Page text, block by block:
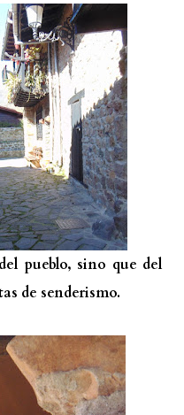
pueblo, sino que del
de senderismo.